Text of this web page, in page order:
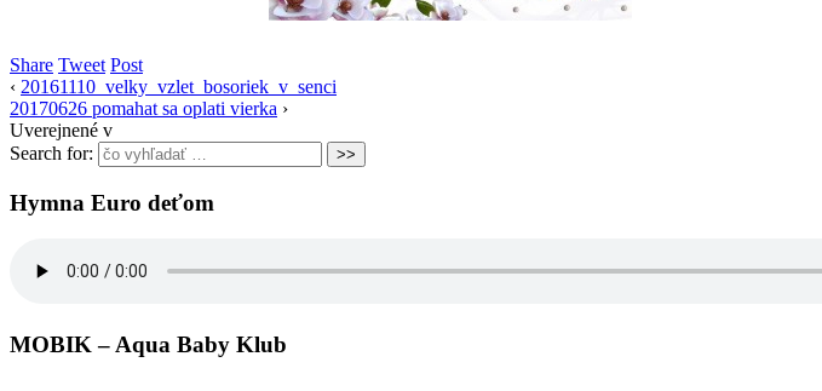
Share Tweet Post
‹ 20161110_velky_vzlet_bosoriek_v_senci
20170626 pomahat sa oplati vierka ›
Uverejnené v
Search for:
Hymna Euro deťom
MOBIK – Aqua Baby Klub